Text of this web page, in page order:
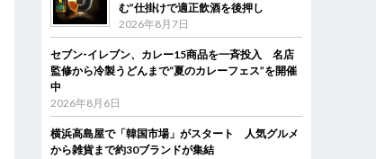
む”仕掛けで適正飲酒を後押し
2026年8月7日
セブン‐イレブン、カレー15商品を一斉投入 名店
監修から冷製うどんまで“夏のカレーフェス”を開催
中
2026年8月6日
横浜高島屋で「韓国市場」がスタート 人気グルメ
から雑貨まで約30ブランドが集結